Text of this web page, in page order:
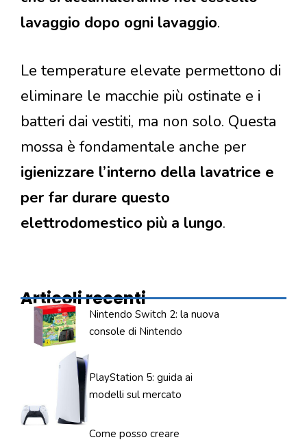
lavaggio dopo ogni lavaggio.
Le temperature elevate permettono di
eliminare le macchie più ostinate e i
batteri dai vestiti, ma non solo. Questa
mossa è fondamentale anche per
igienizzare l’interno della lavatrice e
per far durare questo
elettrodomestico più a lungo.
Articoli recenti
Nintendo Switch 2: la nuova
console di Nintendo
PlayStation 5: guida ai
modelli sul mercato
Come posso creare